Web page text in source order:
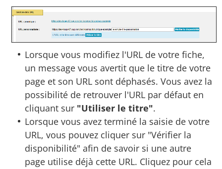
Lorsque vous modifiez l'URL de votre fiche,
un message vous avertit que le titre de votre
page et son URL sont déphasés. Vous avez la
possibilité de retrouver l'URL par défaut en
cliquant sur "Utiliser le titre".
Lorsque vous avez terminé la saisie de votre
URL, vous pouvez cliquer sur "Vérifier la
disponibilité" afin de savoir si une autre
page utilise déjà cette URL. Cliquez pour cela